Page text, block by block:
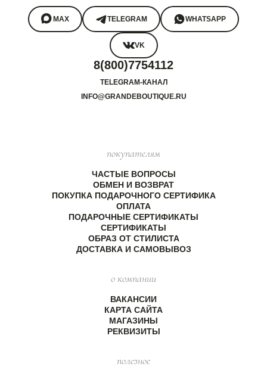
MAX TELEGRAM WHATSAPP
VK
8(800)7754112
TELEGRAM-КАНАЛ
INFO@GRANDEBOUTIQUE.RU
покупателям
ЧАСТЫЕ ВОПРОСЫ
ОБМЕН И ВОЗВРАТ
ПОКУПКА ПОДАРОЧНОГО СЕРТИФИКА
ОПЛАТА
ПОДАРОЧНЫЕ СЕРТИФИКАТЫ
СЕРТИФИКАТЫ
ОБРАЗ ОТ СТИЛИСТА
ДОСТАВКА И САМОВЫВОЗ
о компании
ВАКАНСИИ
КАРТА САЙТА
МАГАЗИНЫ
РЕКВИЗИТЫ
полезное